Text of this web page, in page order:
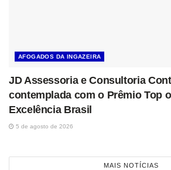
AFOGADOS DA INGAZEIRA
JD Assessoria e Consultoria
contemplada com o Prêmio Top
Excelência Brasil
5 de agosto de 2026
MAIS NOTÍCIAS